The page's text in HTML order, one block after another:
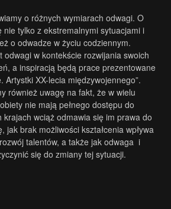
o różnych wymiarach odwagi. O
nie tylko z ekstremalnymi sytuacjami i
o odwadze w życiu codziennym.
odwagi w kontekście rozwijania swoich
a inspiracją będą prace prezentowane
Artystki XX-lecia międzywojennego”.
również uwagę na fakt, że w wielu
nie mają pełnego dostępu do
wciąż odmawia się im prawa do
jak brak możliwości kształcenia wpływa
talentów, a także jak odwaga i
się do zmiany tej sytuacji.